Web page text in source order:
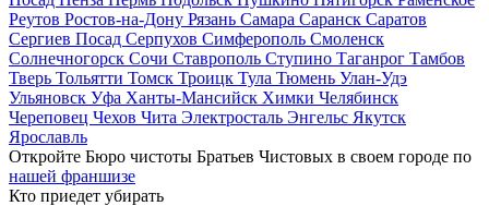
Реутов Ростов-на-Дону Рязань Самара Саранск Саратов
Сергиев Посад Серпухов Симферополь Смоленск
Солнечногорск Сочи Ставрополь Ступино Таганрог Тамбов
Тверь Тольятти Томск Троицк Тула Тюмень Улан-Удэ
Ульяновск Уфа Ханты-Мансийск Химки Челябинск
Череповец Чехов Чита Электросталь Энгельс Якутск
Ярославль
Откройте Бюро чистоты Братьев Чистовых в своем городе по
нашей франшизе
Кто приедет убирать